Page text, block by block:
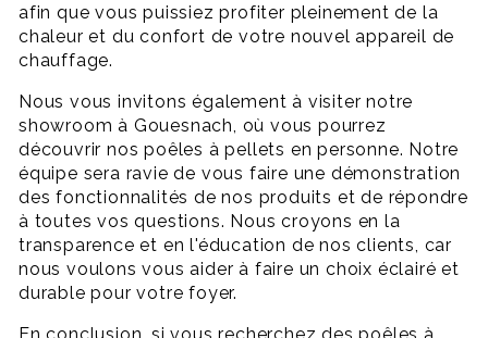
afin que vous puissiez profiter pleinement de la
chaleur et du confort de votre nouvel appareil de
chauffage.
Nous vous invitons également à visiter notre
showroom à Gouesnach, où vous pourrez
découvrir nos poêles à pellets en personne. Notre
équipe sera ravie de vous faire une démonstration
des fonctionnalités de nos produits et de répondre
à toutes vos questions. Nous croyons en la
transparence et en l'éducation de nos clients, car
nous voulons vous aider à faire un choix éclairé et
durable pour votre foyer.